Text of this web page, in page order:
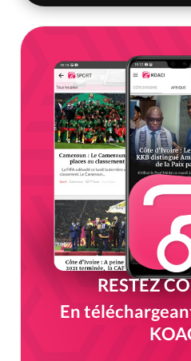
RESTEZ
En